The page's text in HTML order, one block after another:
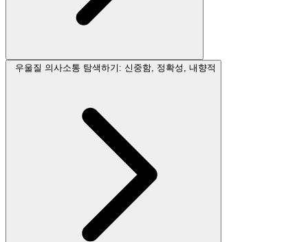
우울질 의사소통 탐색하기: 신중함, 정확성, 내향적